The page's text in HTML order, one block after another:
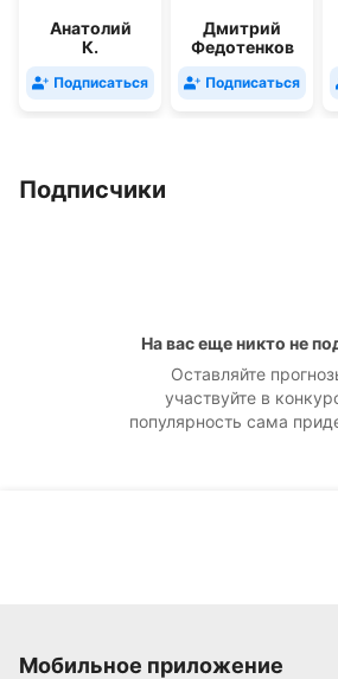
Анатолий
К.
Подписаться
Дмитрий
Федотенков
Подписаться
Подписчики
На вас еще никто не
Оставляйте
участвуйте в
популярность сама
Мобильное приложение